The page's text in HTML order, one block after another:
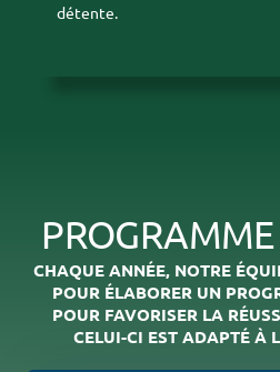
détente.
CHAQUE ANNÉE, NOTRE
POUR ÉLABORER UN
POUR FAVORISER LA
CELUI-CI EST ADAPTÉ À